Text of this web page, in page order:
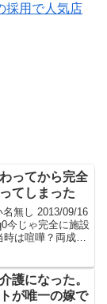
採用で人気店
ってから完全
てしまった
無し 2013/09/16
今じゃ完全に施設
時は喧嘩？両成
護になった。
が唯一の嫁で